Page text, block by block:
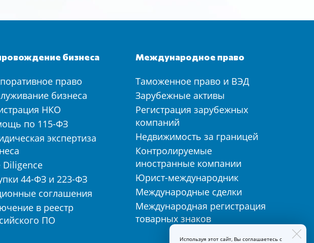
бизнеса
право
бизнеса
НКО
по 115-ФЗ
экспертиза
Diligence
44-ФЗ и 223-ФЗ
соглашения
в реестр
ПО
Международное право
Таможенное право и ВЭД
Зарубежные активы
Регистрация зарубежных
компаний
Недвижимость за границей
Контролируемые
иностранные компании
Юрист-международник
Международные сделки
Международная регистрация
товарных знаков
Используя этот сайт, Вы соглашаетесь с